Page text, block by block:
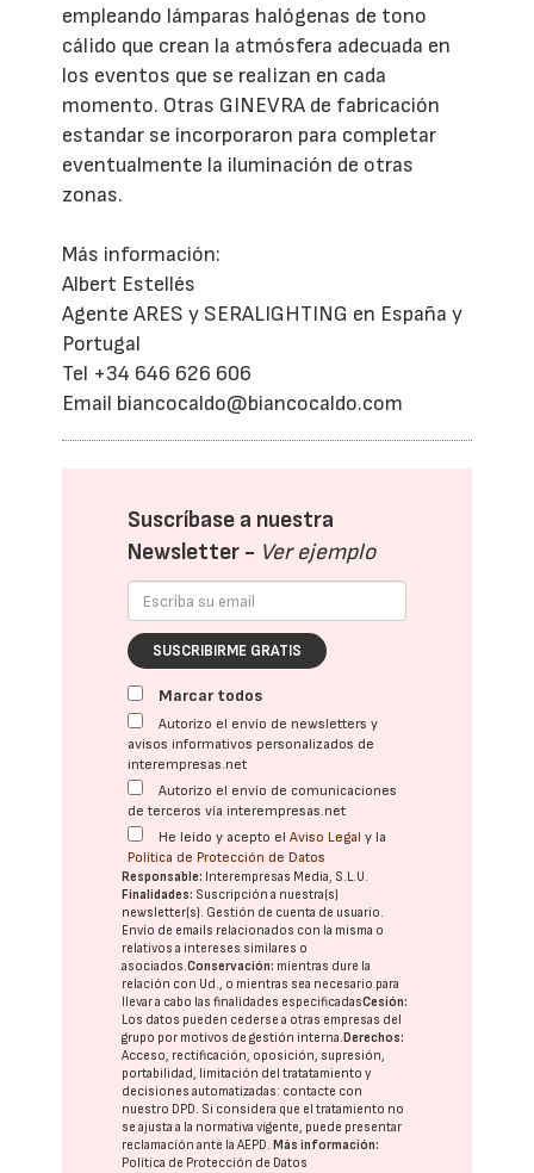
empleando lámparas halógenas de tono
cálido que crean la atmósfera adecuada en
los eventos que se realizan en cada
momento. Otras GINEVRA de fabricación
estandar se incorporaron para completar
eventualmente la iluminación de otras
zonas.
Más información:
Albert Estellés
Agente ARES y SERALIGHTING en España y
Portugal
Tel +34 646 626 606
Email biancocaldo@biancocaldo.com
Suscríbase a nuestra
Newsletter - Ver ejemplo
SUSCRIBIRME GRATIS
Marcar todos
Autorizo el envío de newsletters y
avisos informativos personalizados de
interempresas.net
Autorizo el envío de comunicaciones
de terceros vía interempresas.net
He leído y acepto elAviso Legal y la
Política de Protección de Datos
Responsable: Interempresas Media, S.L.U.
Finalidades: Suscripción a nuestra(s)
newsletter(s). Gestión de cuenta de usuario.
Envío de emails relacionados con la misma o
relativos a intereses similares o
asociados.Conservación: mientras dure la
relación con Ud., o mientras sea necesario para
llevar a cabo las finalidades especificadasCesión:
Los datos pueden cederse a otras empresas del
grupo por motivos de gestión interna. Derechos:
Acceso, rectificación, oposición, supresión,
portabilidad, limitación del tratatamiento y
decisiones automatizadas: contacte con
nuestro DPD. Si considera que el tratamiento no
se ajusta a la normativa vigente, puede presentar
reclamación ante laAEPD. Más información:
Política de Protección de Datos